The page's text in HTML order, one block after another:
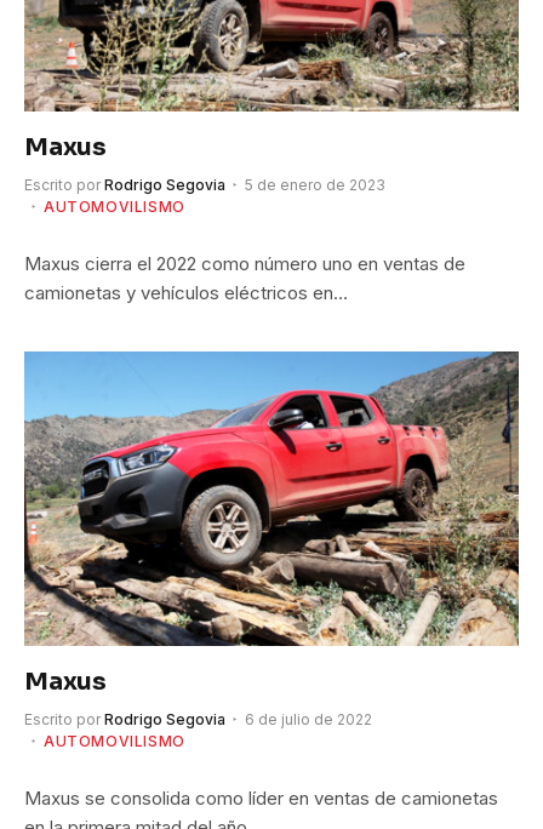
Maxus
Escrito por Rodrigo Segovia
5 de enero de 2023
AUTOMOVILISMO
Maxus cierra el 2022 como número uno en ventas de
camionetas y vehículos eléctricos en…
Maxus
Escrito por Rodrigo Segovia
6 de julio de 2022
AUTOMOVILISMO
Maxus se consolida como líder en ventas de camionetas